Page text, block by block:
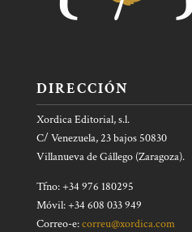
DIRECCIÓN
Xordica Editorial, s.l.
C/ Venezuela, 23 bajos 50830
Villanueva de Gállego (Zaragoza).
Tfno: +34 976 180295
Móvil: +34 608 033 949
Correo-e:correu@xordica.com